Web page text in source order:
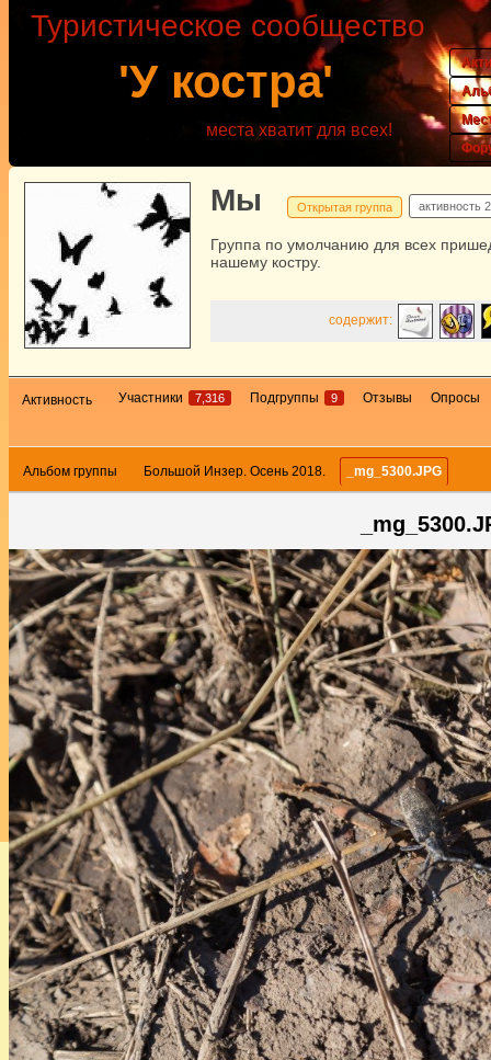
'У костра'
Туристическое сообщество
места хватит для всех!
Мы Открытая группа активность
Группа по умолчанию для всех
нашему костру.
содержит:
Активность Участники 7,316 Подгруппы 9 Отзывы Опросы
Альбом группы Большой Инзер. Осень 2018. _mg_5300.JPG